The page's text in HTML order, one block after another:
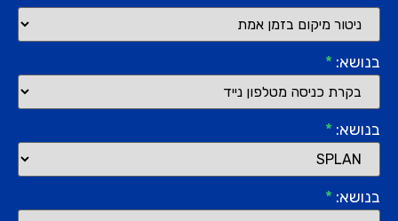
בנושא: *
בנושא: *
בנושא: *